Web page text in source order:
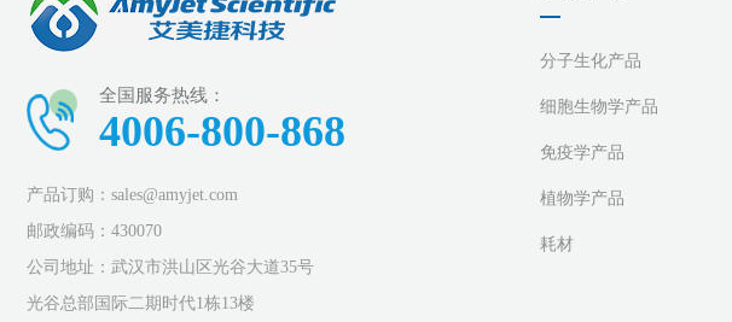
全国服务热线：
4006-800-868
产品订购：sales@amyjet.com
邮政编码：430070
公司地址：武汉市洪山区光谷大道35号
光谷总部国际二期时代1栋13楼
分子生化产品
细胞生物学产品
免疫学产品
植物学产品
耗材